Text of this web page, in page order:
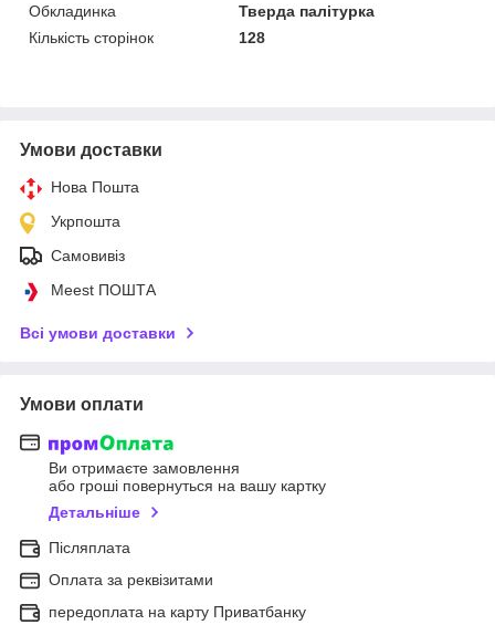
Обкладинка
Тверда палітурка
Кількість сторінок
128
Умови доставки
Нова Пошта
Укрпошта
Самовивіз
Meest ПОШТА
Всі умови доставки
Умови оплати
Ви отримаєте замовлення
або гроші повернуться на вашу картку
Детальніше
Післяплата
Оплата за реквізитами
передоплата на карту Приватбанку